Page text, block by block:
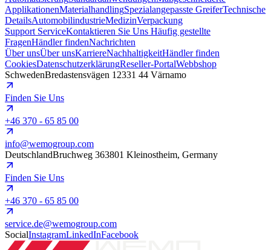
ApplikationenMaterialhandlingSpezialangepasste GreiferTechnische
DetailsAutomobilindustrieMedizinVerpackung
Support ServiceKontaktieren Sie Uns Häufig gestellte
FragenHändler findenNachrichten
Über unsÜber unsKarriereNachhaltigkeitHändler finden
CookiesDatenschutzerklärungReseller-PortalWebbshop
SchwedenBredastensvägen 12331 44 Värnamo
Finden Sie Uns
+46 370 - 65 85 00
info@wemogroup.com
DeutschlandBruchweg 363801 Kleinostheim, Germany
Finden Sie Uns
+46 370 - 65 85 00
service.de@wemogroup.com
SocialInstagramLinkedInFacebook